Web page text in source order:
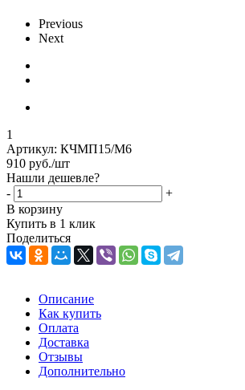
Previous
Next
1
Артикул: КЧМП15/М6
910 руб./шт
Нашли дешевле?
-
+
В корзину
Купить в 1 клик
Поделиться
Описание
Как купить
Оплата
Доставка
Отзывы
Дополнительно